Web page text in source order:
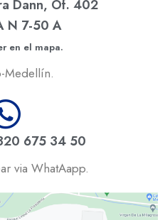
Dann, Of. 402
N 7-50 A
en el mapa.
Medellín.
675 34 50
via WhatAapp.